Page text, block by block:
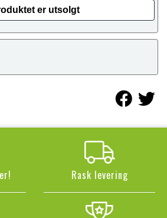
er utsolgt
Rask levering